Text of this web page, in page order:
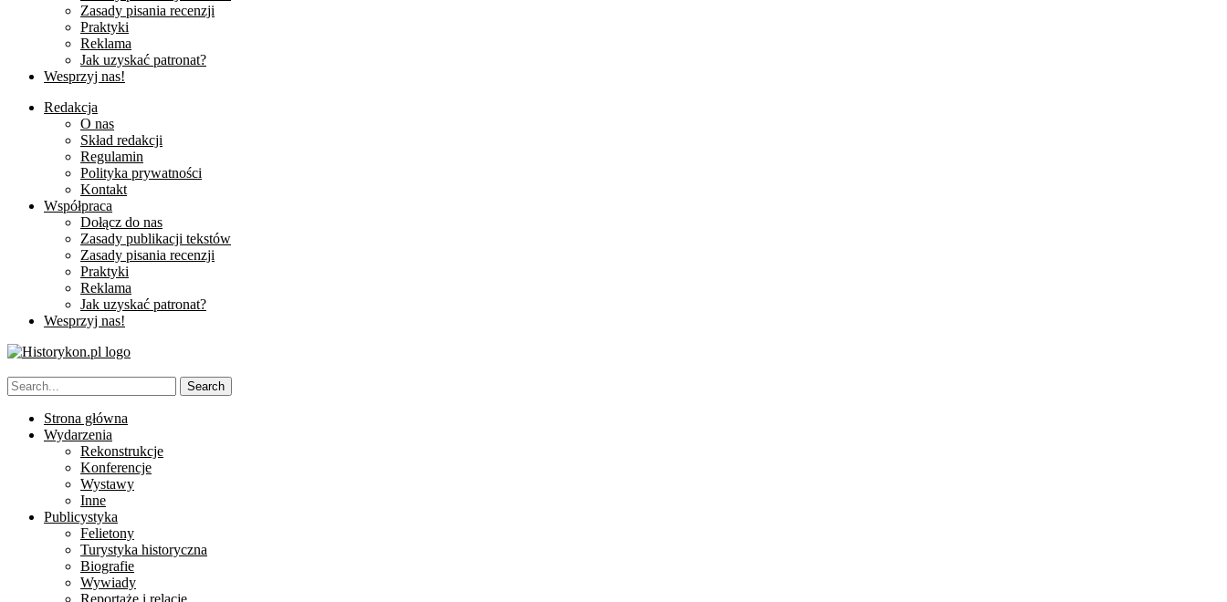
Zasady pisania recenzji
Praktyki
Reklama
Jak uzyskać patronat?
Wesprzyj nas!
Redakcja
O nas
Skład redakcji
Regulamin
Polityka prywatności
Kontakt
Współpraca
Dołącz do nas
Zasady publikacji tekstów
Zasady pisania recenzji
Praktyki
Reklama
Jak uzyskać patronat?
Wesprzyj nas!
Strona główna
Wydarzenia
Rekonstrukcje
Konferencje
Wystawy
Inne
Publicystyka
Felietony
Turystyka historyczna
Biografie
Wywiady